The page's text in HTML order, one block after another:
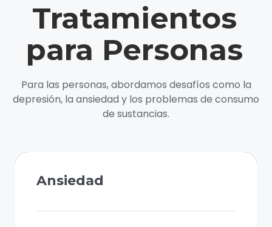
Tratamientos
para Personas
Para las personas, abordamos desafíos como la
depresión, la ansiedad y los problemas de consumo
de sustancias.
Ansiedad